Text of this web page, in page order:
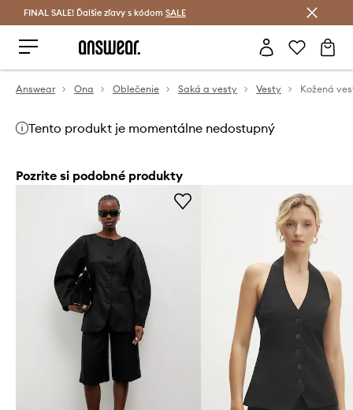
Šetrite s Answear Club >
FINAL SALE! Ďalšie zľavy s kódom SALE
Answear Ona Oblečenie Saká a vesty Vesty Kožená
Tento produkt je momentálne nedostupný
Pozrite si podobné produkty